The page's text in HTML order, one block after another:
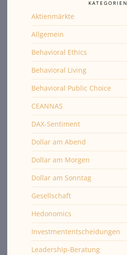
KATEGORIEN
Aktienmärkte
Allgemein
Behavioral Ethics
Behavioral Living
Behavioral Public Choice
CEANNAS
DAX-Sentiment
Dollar am Abend
Dollar am Morgen
Dollar am Sonntag
Gesellschaft
Hedonomics
Investmententscheidungen
Leadership-Beratung